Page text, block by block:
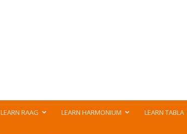
LEARN RAAG LEARN HARMONIUM LEARN TABLA